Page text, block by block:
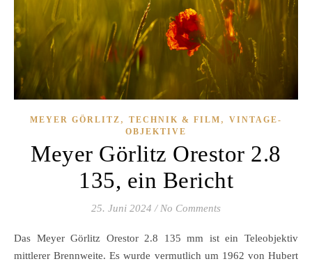
MEYER GÖRLITZ , TECHNIK & FILM , VINTAGE-
OBJEKTIVE
Meyer Görlitz Orestor 2.8
135, ein Bericht
25. Juni 2024 / No Comments
Das Meyer Görlitz Orestor 2.8 135 mm ist ein Teleobjektiv
mittlerer Brennweite. Es wurde vermutlich um 1962 von Hubert